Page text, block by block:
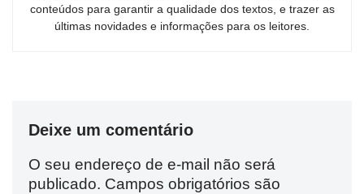
conteúdos para garantir a qualidade dos textos, e trazer as
últimas novidades e informações para os leitores.
Deixe um comentário
O seu endereço de e-mail não será
publicado. Campos obrigatórios são